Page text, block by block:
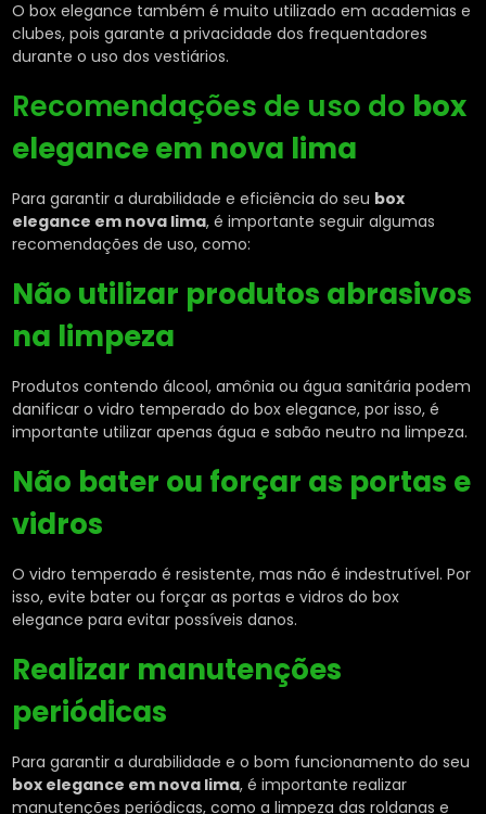
O box elegance também é muito utilizado em academias e
clubes, pois garante a privacidade dos frequentadores
durante o uso dos vestiários.
Recomendações de uso do box
elegance em nova lima
Para garantir a durabilidade e eficiência do seu box
elegance em nova lima, é importante seguir algumas
recomendações de uso, como:
Não utilizar produtos abrasivos
na limpeza
Produtos contendo álcool, amônia ou água sanitária podem
danificar o vidro temperado do box elegance, por isso, é
importante utilizar apenas água e sabão neutro na limpeza.
Não bater ou forçar as portas e
vidros
O vidro temperado é resistente, mas não é indestrutível. Por
isso, evite bater ou forçar as portas e vidros do box
elegance para evitar possíveis danos.
Realizar manutenções
periódicas
Para garantir a durabilidade e o bom funcionamento do seu
box elegance em nova lima, é importante realizar
manutenções periódicas, como a limpeza das roldanas e